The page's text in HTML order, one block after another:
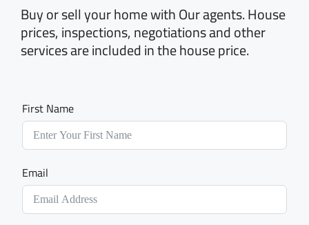
Buy or sell your home with Our agents. House
prices, inspections, negotiations and other
services are included in the house price.
First Name
Email